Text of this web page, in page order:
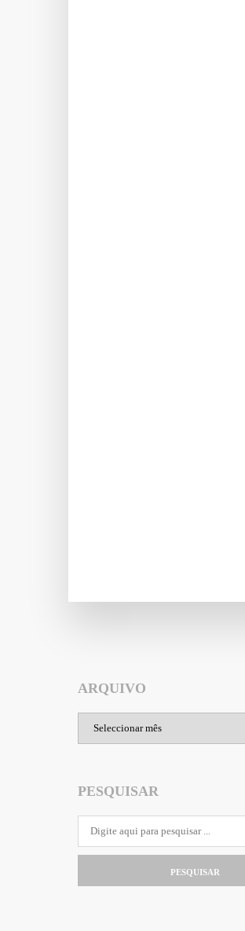
ARQUIVO
Arquivo
PESQUISAR
PESQUISAR